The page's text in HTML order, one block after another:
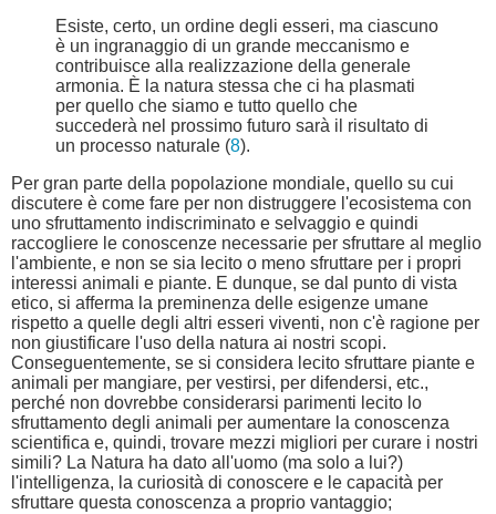
Esiste, certo, un ordine degli esseri, ma ciascuno
è un ingranaggio di un grande meccanismo e
contribuisce alla realizzazione della generale
armonia. È la natura stessa che ci ha plasmati
per quello che siamo e tutto quello che
succederà nel prossimo futuro sarà il risultato di
un processo naturale (8).
Per gran parte della popolazione mondiale, quello su cui
discutere è come fare per non distruggere l'ecosistema con
uno sfruttamento indiscriminato e selvaggio e quindi
raccogliere le conoscenze necessarie per sfruttare al meglio
l'ambiente, e non se sia lecito o meno sfruttare per i propri
interessi animali e piante. E dunque, se dal punto di vista
etico, si afferma la preminenza delle esigenze umane
rispetto a quelle degli altri esseri viventi, non c'è ragione per
non giustificare l'uso della natura ai nostri scopi.
Conseguentemente, se si considera lecito sfruttare piante e
animali per mangiare, per vestirsi, per difendersi, etc.,
perché non dovrebbe considerarsi parimenti lecito lo
sfruttamento degli animali per aumentare la conoscenza
scientifica e, quindi, trovare mezzi migliori per curare i nostri
simili? La Natura ha dato all'uomo (ma solo a lui?)
l'intelligenza, la curiosità di conoscere e le capacità per
sfruttare questa conoscenza a proprio vantaggio;